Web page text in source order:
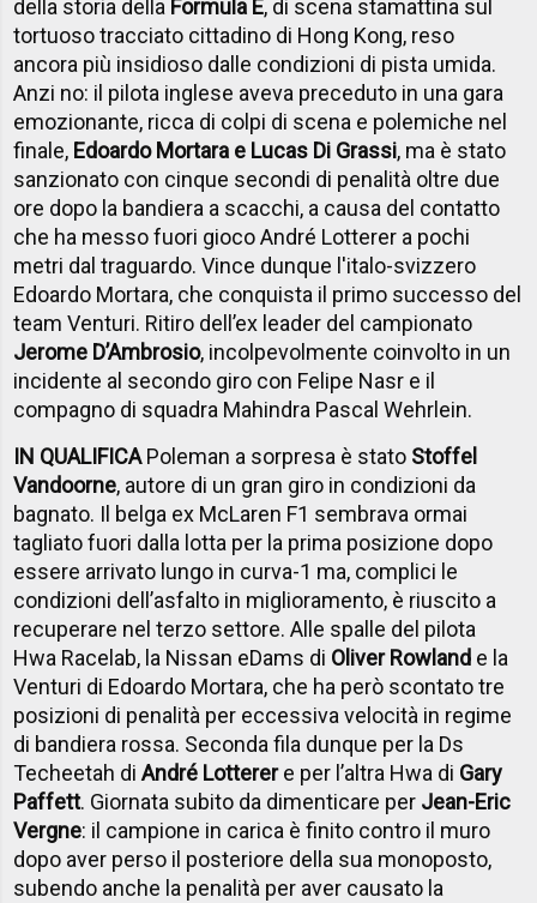
della storia della Formula E, di scena stamattina sul
tortuoso tracciato cittadino di Hong Kong, reso
ancora più insidioso dalle condizioni di pista umida.
Anzi no: il pilota inglese aveva preceduto in una gara
emozionante, ricca di colpi di scena e polemiche nel
finale, Edoardo Mortara e Lucas Di Grassi, ma è stato
sanzionato con cinque secondi di penalità oltre due
ore dopo la bandiera a scacchi, a causa del contatto
che ha messo fuori gioco André Lotterer a pochi
metri dal traguardo. Vince dunque l'italo-svizzero
Edoardo Mortara, che conquista il primo successo del
team Venturi. Ritiro dell’ex leader del campionato
Jerome D’Ambrosio, incolpevolmente coinvolto in un
incidente al secondo giro con Felipe Nasr e il
compagno di squadra Mahindra Pascal Wehrlein.
IN QUALIFICAPoleman a sorpresa è stato Stoffel
Vandoorne, autore di un gran giro in condizioni da
bagnato. Il belga ex McLaren F1 sembrava ormai
tagliato fuori dalla lotta per la prima posizione dopo
essere arrivato lungo in curva-1 ma, complici le
condizioni dell’asfalto in miglioramento, è riuscito a
recuperare nel terzo settore. Alle spalle del pilota
Hwa Racelab, la Nissan eDams di Oliver Rowland e la
Venturi di Edoardo Mortara, che ha però scontato tre
posizioni di penalità per eccessiva velocità in regime
di bandiera rossa. Seconda fila dunque per la Ds
Techeetah diAndré Lotterere per l’altra Hwa di Gary
Paffett. Giornata subito da dimenticare per Jean-Eric
Vergne: il campione in carica è finito contro il muro
dopo aver perso il posteriore della sua monoposto,
subendo anche la penalità per aver causato la